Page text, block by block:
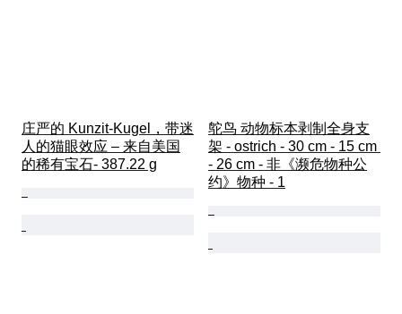
庄严的 Kunzit-Kugel，带迷
人的猫眼效应 – 来自美国
的稀有宝石- 387.22 g
鸵鸟 动物标本剥制全身支
架 - ostrich - 30 cm - 15 cm
- 26 cm - 非《濒危物种公
约》物种 - 1